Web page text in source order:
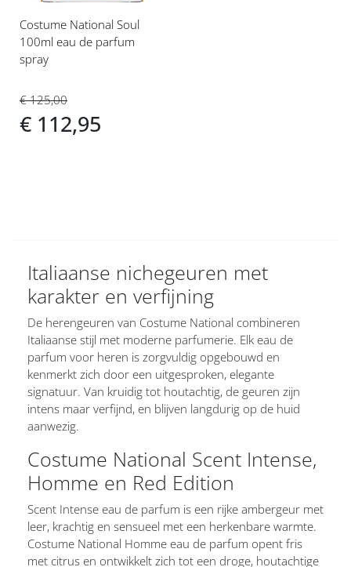
Costume National Soul
100ml eau de parfum
spray
€ 125,00
€ 112,95
Italiaanse nichegeuren met
karakter en verfijning
De herengeuren van Costume National combineren
Italiaanse stijl met moderne parfumerie. Elk eau de
parfum voor heren is zorgvuldig opgebouwd en
kenmerkt zich door een uitgesproken, elegante
signatuur. Van kruidig tot houtachtig, de geuren zijn
intens maar verfijnd, en blijven langdurig op de huid
aanwezig.
Costume National Scent Intense,
Homme en Red Edition
Scent Intense eau de parfum is een rijke ambergeur met
leer, krachtig en sensueel met een herkenbare warmte.
Costume National Homme eau de parfum opent fris
met citrus en ontwikkelt zich tot een droge, houtachtige